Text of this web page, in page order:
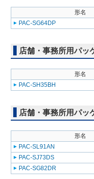
形名
PAC-SG64DP
店舗・事務所用パッ
形名
PAC-SH35BH
店舗・事務所用パッ
形名
PAC-SL91AN
PAC-SJ73DS
PAC-SG82DR